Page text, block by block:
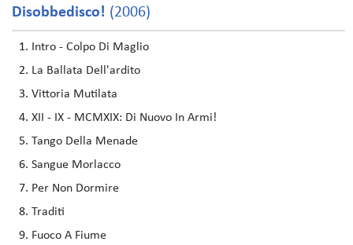
Disobbedisco! (2006)
Intro - Colpo Di Maglio
La Ballata Dell'ardito
Vittoria Mutilata
XII - IX - MCMXIX: Di Nuovo In Armi!
Tango Della Menade
Sangue Morlacco
Per Non Dormire
Traditi
Fuoco A Fiume